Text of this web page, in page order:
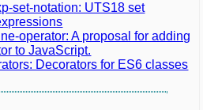
set-notation: UTS18 set
operator: A proposal for adding
to JavaScript.
Decorators for ES6 classes